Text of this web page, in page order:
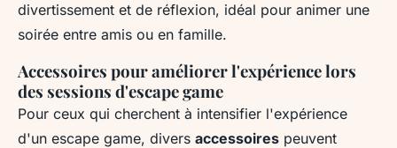
divertissement et de réflexion, idéal pour animer une
soirée entre amis ou en famille.
Accessoires pour améliorer l'expérience lors
des sessions d'escape game
Pour ceux qui cherchent à intensifier l'expérience
d'un escape game, divers accessoires peuvent